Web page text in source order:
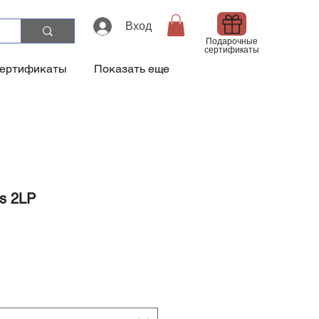
Вход
Подарочные
сертификаты
Показать еще
2LP